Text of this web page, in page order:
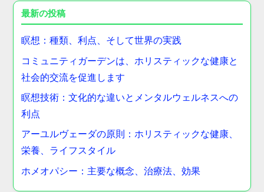
最新の投稿
瞑想：種類、利点、そして世界の実践
コミュニティガーデンは、ホリスティックな健康と
社会的交流を促進します
瞑想技術：文化的な違いとメンタルウェルネスへの
利点
アーユルヴェーダの原則：ホリスティックな健康、
栄養、ライフスタイル
ホメオパシー：主要な概念、治療法、効果